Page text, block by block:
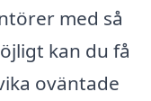
med så
kan du få
oväntade